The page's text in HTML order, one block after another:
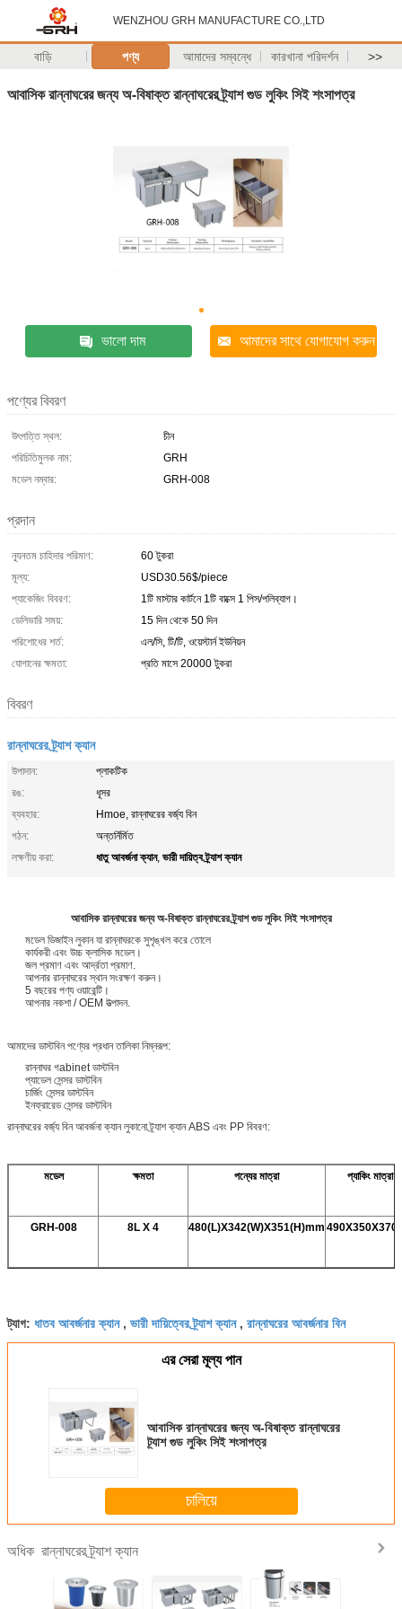
WENZHOU GRH MANUFACTURE CO.,LTD
বাড়ি পণ্য আমাদের সম্বন্ধে কারখানা পরিদর্শন >>
আবাসিক রান্নাঘরের জন্য অ-বিষাক্ত রান্নাঘরের ট্র্যাশ গুড লুকিং সিই শংসাপত্র
ভালো দাম আমাদের সাথে যোগাযোগ করুন
পণ্যের বিবরণ
উৎপত্তি স্থল:
চীন
পরিচিতিমুলক নাম:
GRH
মডেল নম্বার:
GRH-008
প্রদান
ন্যূনতম চাহিদার পরিমাণ:
60 টুকরা
মূল্য:
USD30.56$/piece
প্যাকেজিং বিবরণ:
1টি মাস্টার কার্টনে 1টি বাক্সে 1 পিস/পলিব্যাগ।
ডেলিভারি সময়:
15 দিন থেকে 50 দিন
পরিশোধের শর্ত:
এল/সি, টি/টি, ওয়েস্টার্ন ইউনিয়ন
যোগানের ক্ষমতা:
প্রতি মাসে 20000 টুকরা
বিবরণ
রান্নাঘরের ট্র্যাশ ক্যান
উপাদান:
প্লাকটিক
রঙ:
ধূসর
ব্যবহার:
Hmoe, রান্নাঘরের বর্জ্য বিন
গঠন:
অন্তর্নির্মিত
লক্ষণীয় করা:
ধাতু আবর্জনা ক্যান, ভারী দায়িত্ব ট্র্যাশ ক্যান
আবাসিক রান্নাঘরের জন্য অ-বিষাক্ত রান্নাঘরের ট্র্যাশ গুড লুকিং সিই শংসাপত্র
মডেল ডিজাইন লুকান যা রান্নাঘরকে সুশৃঙ্খল করে তোলে
কার্যকরী এবং উচ্চ ক্লাসিক মডেল।
জল প্রমাণ এবং আর্দ্রতা প্রমাণ.
আপনার রান্নাঘরের স্থান সংরক্ষণ করুন।
5 বছরের পণ্য ওয়ারেন্টি।
আপনার নকশা / OEM উত্পাদন.
আমাদের ডাস্টবিন পণ্যের প্রধান তালিকা নিম্নরূপ:
রান্নাঘর গabinet ডাস্টবিন
প্যাডেল সেন্সর ডাস্টবিন
চার্জিং সেন্সর ডাস্টবিন
ইনফ্রারেড সেন্সর ডাস্টবিন
রান্নাঘরের বর্জ্য বিন আবর্জনা ক্যান লুকানো ট্র্যাশ ক্যান ABS এবং PP বিবরণ:
মডেল ক্ষমতা পন্যের মাত্রা প্যাকিং মাত্রা
GRH-008 8L X 4 480(L)X342(W)X351(H)mm 490X350X370
ট্যাগ: ধাতব আবর্জনার ক্যান, ভারী দায়িত্বের ট্র্যাশ ক্যান, রান্নাঘরের আবর্জনার বিন
এর সেরা মূল্য পান
আবাসিক রান্নাঘরের জন্য অ-বিষাক্ত রান্নাঘরের
ট্র্যাশ গুড লুকিং সিই শংসাপত্র
চালিয়ে
অধিক রান্নাঘরের ট্র্যাশ ক্যান